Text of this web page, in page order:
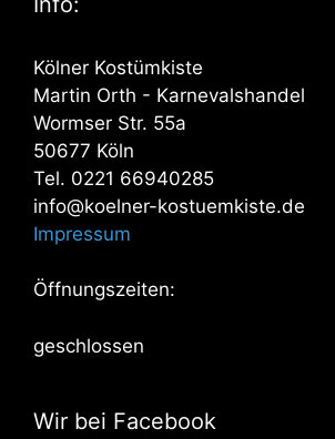
Kölner Kostümkiste
Martin Orth - Karnevalshandel
Wormser Str. 55a
50677 Köln
Tel. 0221 66940285
info@koelner-kostuemkiste.de
Impressum
Öffnungszeiten:
geschlossen
Wir bei Facebook